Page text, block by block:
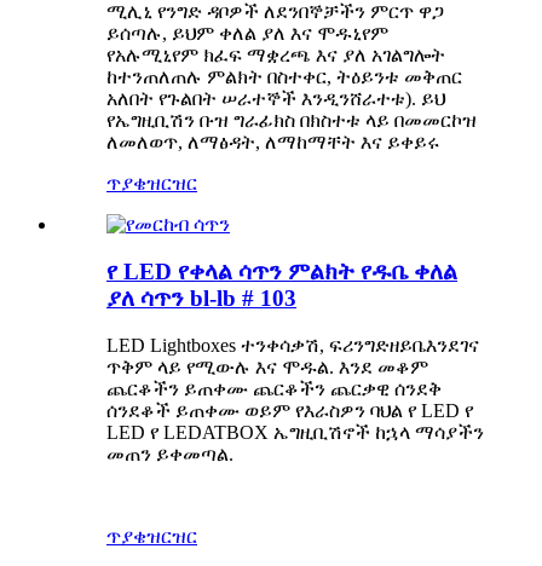
ሚሊኒ የንግድ ዳቦዎች ለደንበኞቻችን ምርጥ ዋጋ
ይሰጣሉ, ይህም ቀለል ያለ እና ሞዱኒየም
የአሉሚኒየም ክፈፍ ማቋረጫ እና ያለ አገልግሎት
ከተንጠለጠሉ ምልክት በስተቀር, ትዕይንቱ መቅጠር
አለበት የጉልበት ሠራተኞች እንዲንሸራተቱ). ይህ
የኤግዚቢሽን ቡዝ ግራፊክስ በክስተቱ ላይ በመመርኮዝ
ለመለወጥ, ለማፅዳት, ለማከማቸት እና ይቀይሩ
ጥያቄዝርዝር
የ LED የቀላል ሳጥን ምልክት የዱቤ ቀለል
ያለ ሳጥን bl-lb # 103
LED Lightboxes ተንቀሳቃሽ, ፍሪንግድዘይቤእንደገና
ጥቅም ላይ የሚውሉ እና ሞዱል. እንደ መቆም
ጨርቆችን ይጠቀሙ ጨርቆችን ጨርቃዊ ሰንደቅ
ሰንደቆች ይጠቀሙ ወይም የእራስዎን ባህል የ LED የ
LED የ LEDATBOX ኤግዚቢሽኖች ከኋላ ማሳያችን
መጠን ይቀመጣል.
ጥያቄዝርዝር